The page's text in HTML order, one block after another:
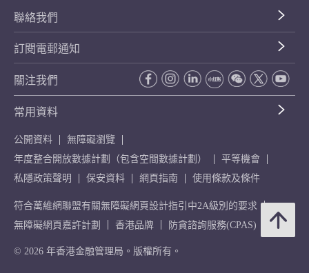
聯絡我們
訂閱電郵通知
關注我們
常用資料
公開資料
無障礙瀏覽
年度整合開放數據計劃（包含空間數據計劃）
平等機會
私隱政策聲明
保安資料 網頁指南 使用條款及條件
符合萬維網聯盟有關無障礙網頁設計指引中2A級別的要求
無障礙網頁嘉許計劃
香港品牌 防貪諮詢服務(CPAS)
© 2026 年香港金融管理局。版權所有。